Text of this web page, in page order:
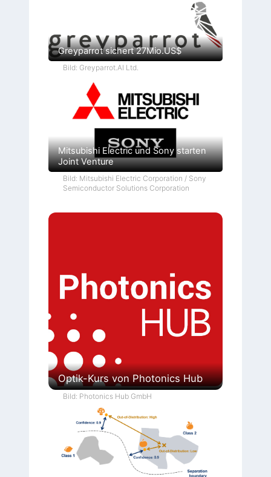
Greyparrot sichert 27Mio.US$
Bild: Greyparrot.AI Ltd.
Mitsubishi Electric und Sony starten
Joint Venture
Bild: Mitsubishi Electric Corporation / Sony
Semiconductor Solutions Corporation
Optik-Kurs von Photonics Hub
Bild: Photonics Hub GmbH